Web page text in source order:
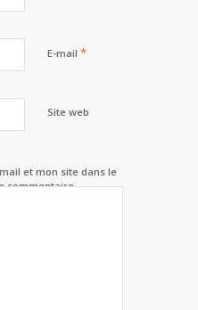
E-mail *
Site web
et mon site dans le
commentaire.